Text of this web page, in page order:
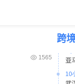
1565
跨
响
6
武